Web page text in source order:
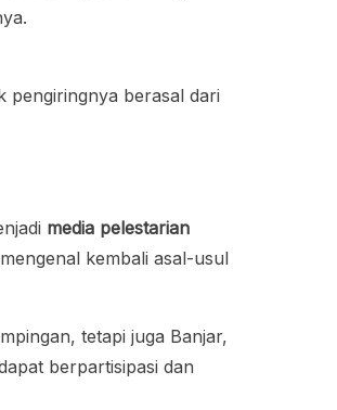
pengiringnya berasal dari
media pelestarian
kembali asal-usul
tetapi juga Banjar,
berpartisipasi dan